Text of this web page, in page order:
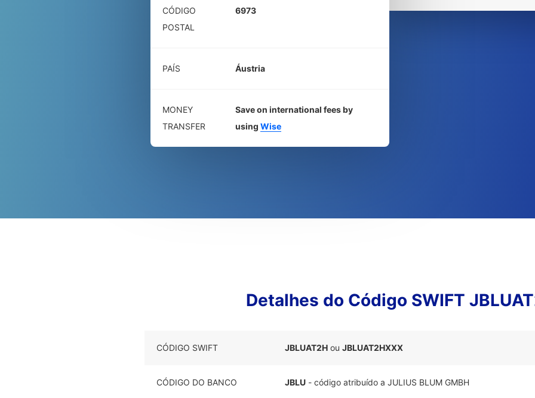
CÓDIGO
POSTAL
6973
PAÍS Áustria
MONEY
TRANSFER
Save on international fees by
using Wise
Detalhes do Código SWIFT
CÓDIGO SWIFT JBLUAT2H ou JBLUAT2HXXX
CÓDIGO DO BANCO JBLU - código atribuído a JULIUS BLUM GMBH